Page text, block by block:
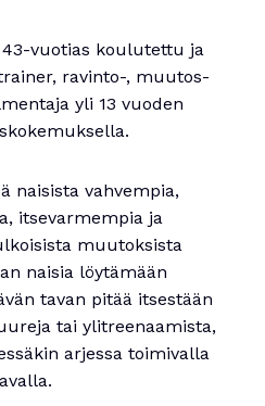
43-vuotias koulutettu ja
ravinto-, muutos-
yli 13 vuoden
naisista vahvempia,
itsevarmempia ja
muutoksista
naisia löytämään
tavan pitää itsestään
tai ylitreenaamista,
arjessa toimivalla